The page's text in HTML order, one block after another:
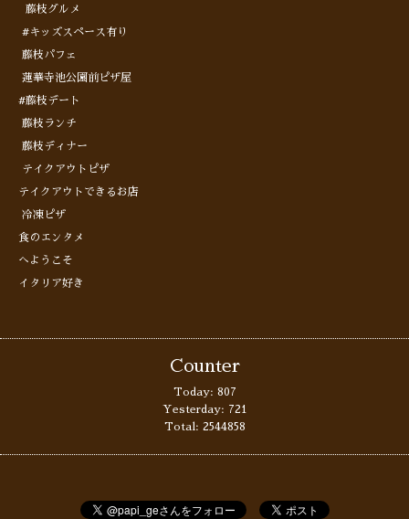
藤枝グルメ
#キッズスペース有り
藤枝パフェ
蓮華寺池公園前ピザ屋
#藤枝デート
藤枝ランチ
藤枝ディナー
テイクアウトピザ
テイクアウトできるお店
冷凍ピザ
食のエンタメ
へようこそ
イタリア好き
Counter
Today: 807
Yesterday: 721
Total: 2544858